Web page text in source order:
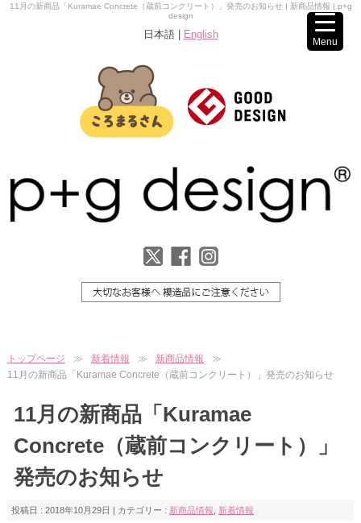
11月の新商品「Kuramae Concrete（蔵前コンクリート）」発売のお知らせ | 新商品情報 | p+g
design
日本語 | English
トップページ 新着情報
新商品情報
11月の新商品「Kuramae Concrete（蔵前コンクリート）」発売のお知らせ
11月の新商品「Kuramae
Concrete（蔵前コンクリート）」
発売のお知らせ
投稿日 : 2018年10月29日 | カテゴリー : 新商品情報 新着情報
Menu